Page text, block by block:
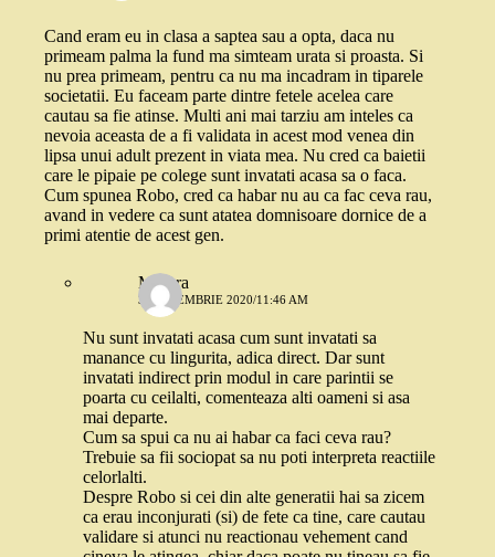
Cand eram eu in clasa a saptea sau a opta, daca nu
primeam palma la fund ma simteam urata si proasta. Si
nu prea primeam, pentru ca nu ma incadram in tiparele
societatii. Eu faceam parte dintre fetele acelea care
cautau sa fie atinse. Multi ani mai tarziu am inteles ca
nevoia aceasta de a fi validata in acest mod venea din
lipsa unui adult prezent in viata mea. Nu cred ca baietii
care le pipaie pe colege sunt invatati acasa sa o faca.
Cum spunea Robo, cred ca habar nu au ca fac ceva rau,
avand in vedere ca sunt atatea domnisoare dornice de a
primi atentie de acest gen.
Morera
3 SEPTEMBRIE 2020/11:46 AM
Nu sunt invatati acasa cum sunt invatati sa
manance cu lingurita, adica direct. Dar sunt
invatati indirect prin modul in care parintii se
poarta cu ceilalti, comenteaza alti oameni si asa
mai departe.
Cum sa spui ca nu ai habar ca faci ceva rau?
Trebuie sa fii sociopat sa nu poti interpreta reactiile
celorlalti.
Despre Robo si cei din alte generatii hai sa zicem
ca erau inconjurati (si) de fete ca tine, care cautau
validare si atunci nu reactionau vehement cand